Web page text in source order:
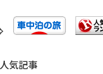
気記事